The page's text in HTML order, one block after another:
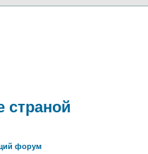
страной
форум